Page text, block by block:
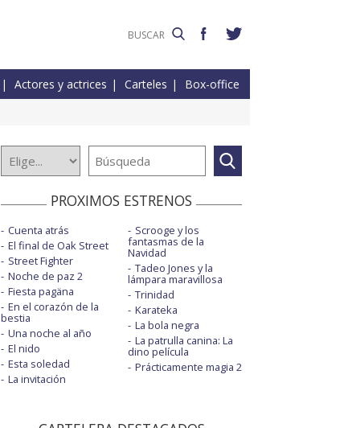
Actores y actrices Carteles Box-office
PROXIMOS ESTRENOS
Cuenta atrás
El final de Oak Street
Street Fighter
Noche de paz 2
Fiesta pagäna
En el corazón de la
bestia
Una noche al año
El nido
Esta soledad
La invitación
Scrooge y los
fantasmas de la
Navidad
Tadeo Jones y la
lámpara maravillosa
Trinidad
Karateka
La bola negra
La patrulla canina: La
dino película
Prácticamente magia 2